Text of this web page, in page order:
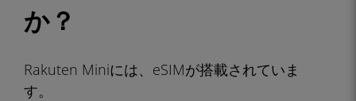
か？
Rakuten Miniには、eSIMが搭載されていま
す。